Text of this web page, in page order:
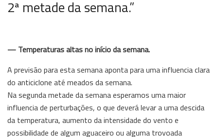
2ª metade da semana.”
— Temperaturas altas no início da semana.
A previsão para esta semana aponta para uma influencia clara
do anticiclone até meados da semana.
Na segunda metade da semana esperamos uma maior
influencia de perturbações, o que deverá levar a uma descida
da temperatura, aumento da intensidade do vento e
possibilidade de algum aguaceiro ou alguma trovoada